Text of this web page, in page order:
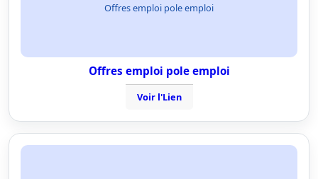
Offres emploi pole emploi
Offres emploi pole emploi
Voir l'Lien